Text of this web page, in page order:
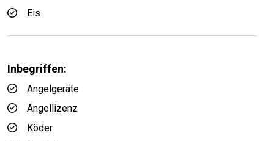
Eis
Inbegriffen:
Angelgeräte
Angellizenz
Köder